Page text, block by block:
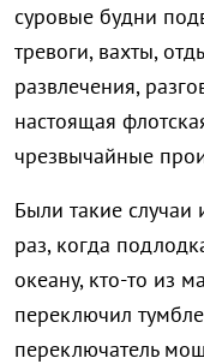
суровые будни
тревоги, вахты,
развлечения,
настоящая
чрезвычайные
Были такие случаи
раз, когда
океану, кто-то из
переключил
переключатель